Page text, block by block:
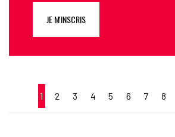
JE M'INSCRIS
1 2 3 4 5 6 7 8